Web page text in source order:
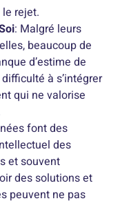
rejet.
: Malgré leurs
beaucoup de
d’estime de
à s’intégrer
qui ne valorise
font des
des
et souvent
des solutions et
peuvent ne pas